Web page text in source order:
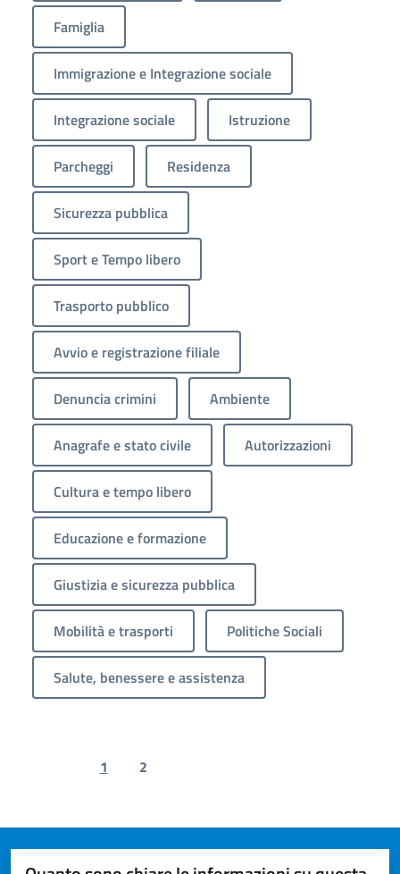
Famiglia
Immigrazione e Integrazione sociale
Integrazione sociale Istruzione
Parcheggi Residenza
Sicurezza pubblica
Sport e Tempo libero
Trasporto pubblico
Avvio e registrazione filiale
Denuncia crimini Ambiente
Anagrafe e stato civile Autorizzazioni
Cultura e tempo libero
Educazione e formazione
Giustizia e sicurezza pubblica
Mobilità e trasporti Politiche Sociali
Salute, benessere e assistenza
Previous page
1 2